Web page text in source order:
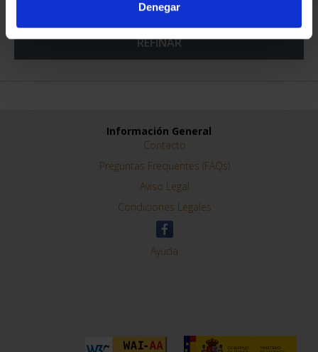
Denegar
REFINAR
Información General
Contacto
Preguntas Frequentes (FAQs)
Aviso Legal
Condiciones Legales
Ayuda